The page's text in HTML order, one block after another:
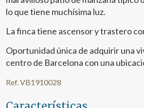
lo que tiene muchísima luz.
La finca tiene ascensor y trastero
Oportunidad única de adquirir una
centro de Barcelona con una
Ref. VB1910028